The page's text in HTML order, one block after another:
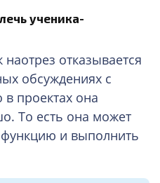
ученика-
отказывается
обсуждениях с
проектах она
То есть она может
функцию и выполнить